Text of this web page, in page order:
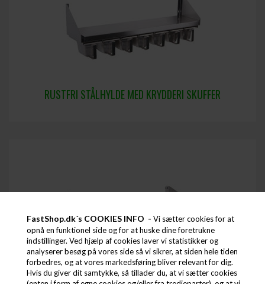
FastShop.dk´s COOKIES INFO - Vi sætter cookies for at
opnå en funktionel side og for at huske dine foretrukne
indstillinger. Ved hjælp af cookies laver vi statistikker og
analyserer besøg på vores side så vi sikrer, at siden hele tiden
forbedres, og at vores markedsføring bliver relevant for dig.
Hvis du giver dit samtykke, så tillader du, at vi sætter cookies
RUSTFRI STÅLHYLDE MED KRYDDERI SKUFFER
RUSTFRI STÅLHYLDER MED SIDER